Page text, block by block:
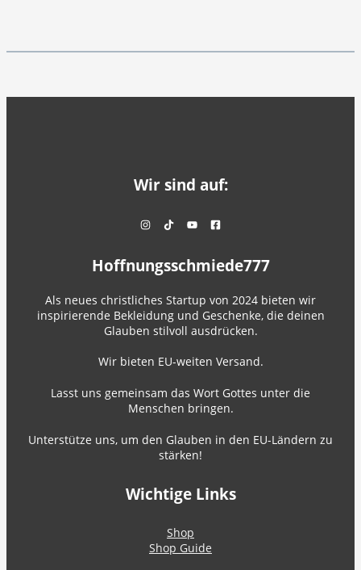
Wir sind auf:
Hoffnungsschmiede777
Als neues christliches Startup von 2024 bieten wir
inspirierende Bekleidung und Geschenke, die deinen
Glauben stilvoll ausdrücken.
Wir bieten EU-weiten Versand.
Lasst uns gemeinsam das Wort Gottes unter die
Menschen bringen.
Unterstütze uns, um den Glauben in den EU-Ländern zu
stärken!
Wichtige Links
Shop
Shop Guide